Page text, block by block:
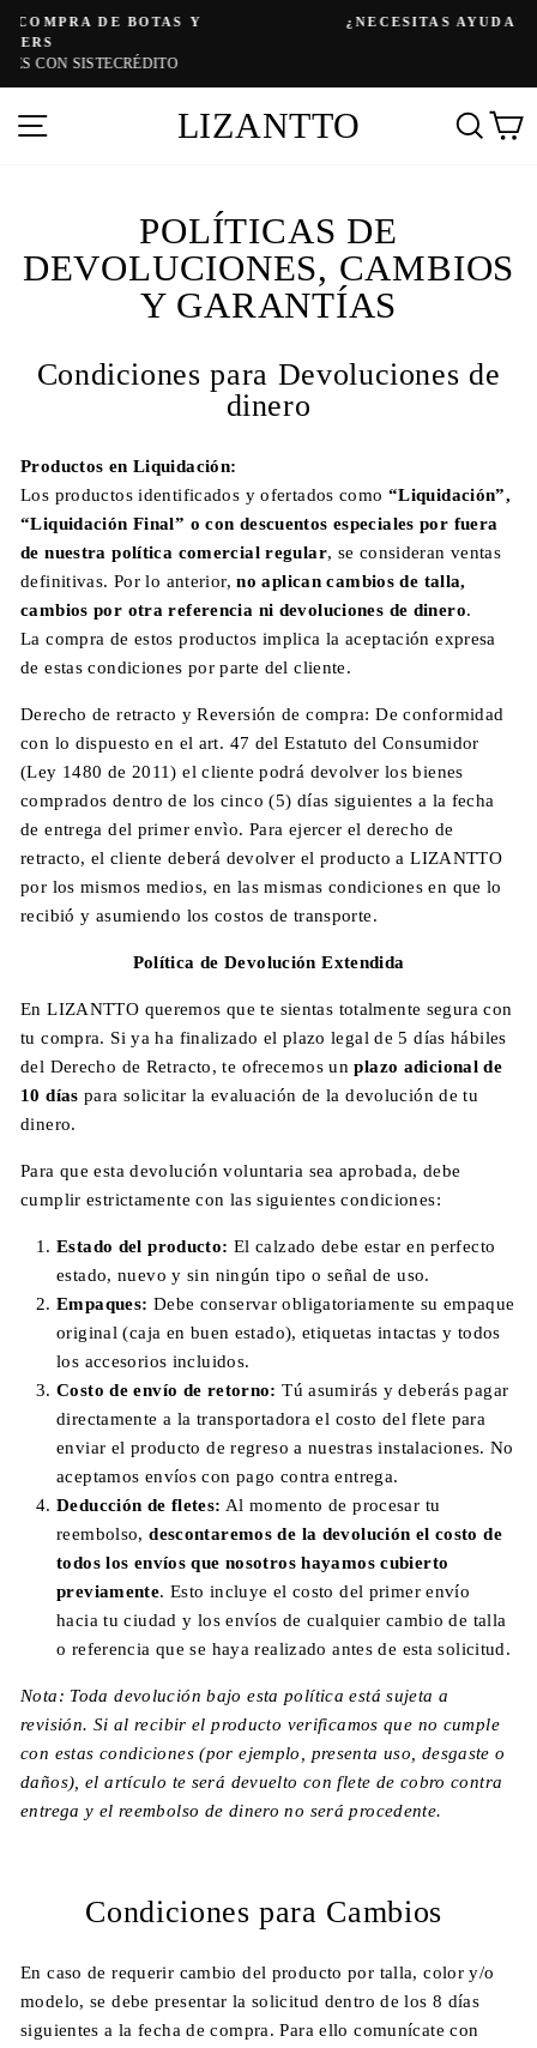
directamente
¿NECESITAS AYUDA? CONTÁCTANOS
LIZANTTO
POLÍTICAS DE
DEVOLUCIONES, CAMBIOS
Y GARANTÍAS
Condiciones para Devoluciones de
dinero
Productos en Liquidación:
Los productos identificados y ofertados como “Liquidación”,
“Liquidación Final” o con descuentos especiales por fuera
de nuestra política comercial regular, se consideran ventas
definitivas. Por lo anterior,no aplican cambios de talla,
cambios por otra referencia ni devoluciones de dinero.
La compra de estos productos implica la aceptación expresa
de estas condiciones por parte del cliente.
Derecho de retracto y Reversión de compra:De conformidad
con lo dispuesto en el art. 47 del Estatuto del Consumidor
(Ley 1480 de 2011) el cliente podrá devolver los bienes
comprados dentro de los cinco (5) días siguientes a la fecha
de entrega del primer envìo. Para ejercer el derecho de
retracto, el cliente deberá devolver el producto a LIZANTTO
por los mismos medios, en las mismas condiciones en que lo
recibió y asumiendo los costos de transporte.
Política de Devolución Extendida
En LIZANTTO queremos que te sientas totalmente segura con
tu compra. Si ya ha finalizado el plazo legal de 5 días hábiles
del Derecho de Retracto, te ofrecemos unplazo adicional de
10 días para solicitar la evaluación de la devolución de tu
dinero.
Para que esta devolución voluntaria sea aprobada, debe
cumplir estrictamente con las siguientes condiciones:
Estado del producto: El calzado debe estar en perfecto
estado, nuevo y sin ningún tipo o señal de uso.
Empaques: Debe conservar obligatoriamente su empaque
original (caja en buen estado), etiquetas intactas y todos
los accesorios incluidos.
Costo de envío de retorno: Tú asumirás y deberás pagar
directamente a la transportadora el costo del flete para
enviar el producto de regreso a nuestras instalaciones. No
aceptamos envíos con pago contra entrega.
Deducción de fletes: Al momento de procesar tu
reembolso,descontaremos de la devolución el costo de
todos los envíos que nosotros hayamos cubierto
previamente. Esto incluye el costo del primer envío
hacia tu ciudad y los envíos de cualquier cambio de talla
o referencia que se haya realizado antes de esta solicitud.
Nota: Toda devolución bajo esta política está sujeta a
revisión. Si al recibir el producto verificamos que no cumple
con estas condiciones (por ejemplo, presenta uso, desgaste o
daños), el artículo te será devuelto con flete de cobro contra
entrega y el reembolso de dinero no será procedente.
Condiciones para Cambios
En caso de requerir cambio del producto por talla, color y/o
modelo, se debe presentar la solicitud dentro de los 8 días
siguientes a la fecha de compra. Para ello comunícate con